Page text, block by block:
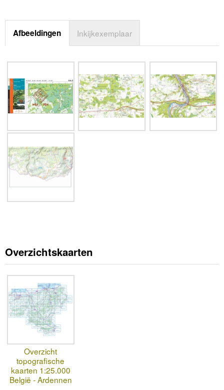
Afbeeldingen Inkijkexemplaar
Overzichtskaarten
Overzicht
topografische
kaarten 1:25.000
België - Ardennen